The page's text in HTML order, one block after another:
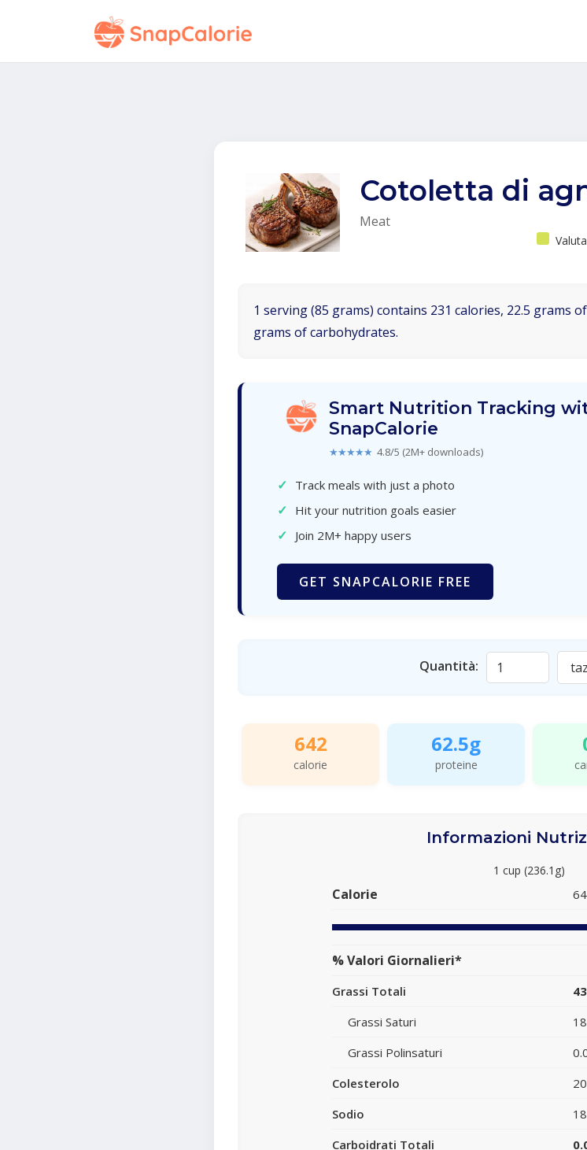
Cotoletta di
Meat
1 serving (85 grams) contains 231 calories, 22.5 grams
grams of carbohydrates.
Smart Nutrition Tracking
SnapCalorie
★★★★★ 4.8/5 (2M+ downloads)
✓ Track meals with just a photo
✓ Hit your nutrition goals easier
✓ Join 2M+ happy users
GET SNAPCALORIE FREE
Quantità:
642
calorie
62.5g
proteine
Informazioni
1 cup (236.1g)
Calorie
% Valori Giornalieri*
Grassi Totali
Grassi Saturi
Grassi Polinsaturi
Colesterolo
Sodio
Carboidrati Totali